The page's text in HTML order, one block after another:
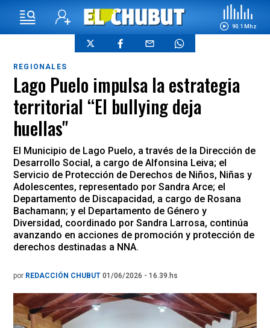
90.1 Mhz
REGIONALES
Lago Puelo impulsa la estrategia
territorial “El bullying deja
huellas"
El Municipio de Lago Puelo, a través de la Dirección de
Desarrollo Social, a cargo de Alfonsina Leiva; el
Servicio de Protección de Derechos de Niños, Niñas y
Adolescentes, representado por Sandra Arce; el
Departamento de Discapacidad, a cargo de Rosana
Bachamann; y el Departamento de Género y
Diversidad, coordinado por Sandra Larrosa, continúa
avanzando en acciones de promoción y protección de
derechos destinadas a NNA.
por REDACCIÓN CHUBUT 01/06/2026 - 16.39.hs